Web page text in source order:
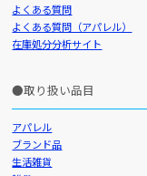
よくある質問
よくある質問（アパレル）
在庫処分分析サイト
取り扱い品目
アパレル
ブランド品
生活雑貨